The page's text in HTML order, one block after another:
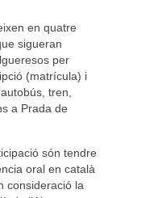
en quatre
sigueran
per
(matrícula) i
tren,
a Prada de
són tendre
oral en català
consideració la